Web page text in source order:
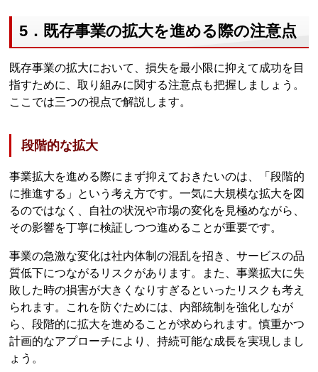
5．既存事業の拡大を進める際の注意点
既存事業の拡大において、損失を最小限に抑えて成功を目
指すために、取り組みに関する注意点も把握しましょう。
ここでは三つの視点で解説します。
段階的な拡大
事業拡大を進める際にまず抑えておきたいのは、「段階的
に推進する」という考え方です。一気に大規模な拡大を図
るのではなく、自社の状況や市場の変化を見極めながら、
その影響を丁寧に検証しつつ進めることが重要です。
事業の急激な変化は社内体制の混乱を招き、サービスの品
質低下につながるリスクがあります。また、事業拡大に失
敗した時の損害が大きくなりすぎるといったリスクも考え
られます。これを防ぐためには、内部統制を強化しなが
ら、段階的に拡大を進めることが求められます。慎重かつ
計画的なアプローチにより、持続可能な成長を実現しまし
ょう。